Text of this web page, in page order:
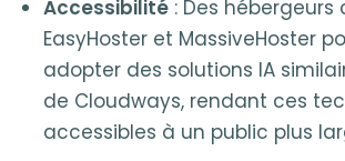
Accessibilité : Des
EasyHoster et MassiveHoster
adopter des solutions IA
de Cloudways, rendant ces
accessibles à un public plus